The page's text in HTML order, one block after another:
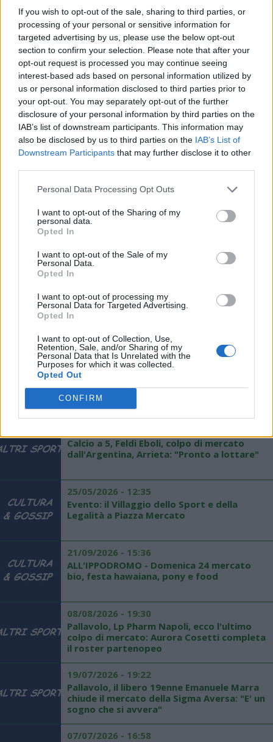
If you wish to opt-out of the sale, sharing to third parties, or
processing of your personal or sensitive information for
targeted advertising by us, please use the below opt-out
section to confirm your selection. Please note that after your
opt-out request is processed you may continue seeing
interest-based ads based on personal information utilized by
us or personal information disclosed to third parties prior to
your opt-out. You may separately opt-out of the further
disclosure of your personal information by third parties on the
IAB’s list of downstream participants. This information may
also be disclosed by us to third parties on the IAB’s List of
Downstream Participants that may further disclose it to other
Personal Data Processing Opt Outs
I want to opt-out of the Sharing of my
personal data.
Opted In
I want to opt-out of the Sale of my
Personal Data.
Opted In
I want to opt-out of processing my
Personal Data for Targeted Advertising.
Opted In
I want to opt-out of Collection, Use,
Retention, Sale, and/or Sharing of my
Personal Data that Is Unrelated with the
Purposes for which it was collected.
Opted Out
CONFIRM
MERCATO - Chelsea, Fabregas verso il
Monaco
03/01/2026 - 01:00
Calcio a 5, Lollo Caffè Napoli, Veneuso-
Dalia: riprende la collaborazione tra Napoli
C5 e consulente di mercato
02/09/2026 - 18:00
Pallavolo: Nola, Santoriello è l'ultimo colpo
di mercato
31/08/2026 - 16:52
Guadagnino a Nola
Pallavolo, Nola, nuovo colpo di mercato: in
regia c’è Rita D’Aniello
12/07/2026 - 20:09
Pallavolo, Nola, ecco il primo squillo di
29/06/2026 - 23:54
Federica Battaglia
Calcio a 5, Feldi Eboli, colpo di mercato
dall'Argentina, Arrieta: "Pronto a lottare"
25/05/2026 - 12:35
Evento: il Villaggio dello Sport e della
Legalità a Piazza Mercato
21/09/2026 - 15:36
ALL'IPPODROMO - Domenica 24 mercato
bio, festa hawaiana, pony e food
08/08/2026 - 19:30
Pallavolo, Lp Pharm Napoli, ecco l'ultimo
colpo di mercato: Aurora Cosetti completa
il roster partenopeo
19/07/2026 - 19:22
Pallavolo, il libero 19enne Emanuele Marra
chiude il mercato della Sigma Aversa: "E' un
sogno che si avvera"
07/07/2026 - 16:58